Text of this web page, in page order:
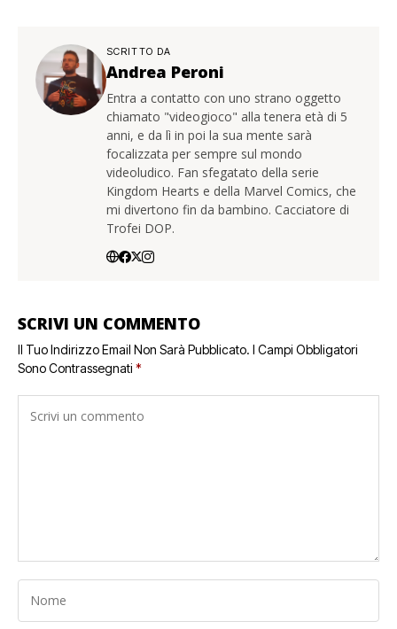
SCRITTO DA
Andrea Peroni
Entra a contatto con uno strano oggetto
chiamato "videogioco" alla tenera età di 5
anni, e da lì in poi la sua mente sarà
focalizzata per sempre sul mondo
videoludico. Fan sfegatato della serie
Kingdom Hearts e della Marvel Comics, che
mi divertono fin da bambino. Cacciatore di
Trofei DOP.
SCRIVI UN COMMENTO
Il Tuo Indirizzo Email Non Sarà Pubblicato. I Campi Obbligatori
Sono Contrassegnati *